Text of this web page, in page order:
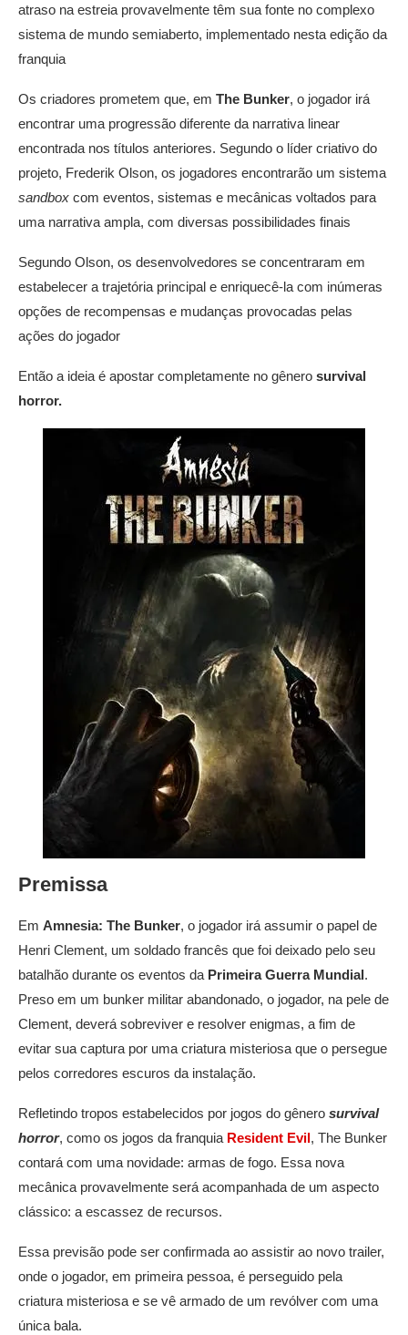
atraso na estreia provavelmente têm sua fonte no complexo
sistema de mundo semiaberto, implementado nesta edição da
franquia
Os criadores prometem que, em The Bunker, o jogador irá
encontrar uma progressão diferente da narrativa linear
encontrada nos títulos anteriores. Segundo o líder criativo do
projeto, Frederik Olson, os jogadores encontrarão um sistema
sandbox com eventos, sistemas e mecânicas voltados para
uma narrativa ampla, com diversas possibilidades finais
Segundo Olson, os desenvolvedores se concentraram em
estabelecer a trajetória principal e enriquecê-la com inúmeras
opções de recompensas e mudanças provocadas pelas
ações do jogador
Então a ideia é apostar completamente no gênero survival
horror.
Premissa
Em Amnesia: The Bunker, o jogador irá assumir o papel de
Henri Clement, um soldado francês que foi deixado pelo seu
batalhão durante os eventos da Primeira Guerra Mundial.
Preso em um bunker militar abandonado, o jogador, na pele de
Clement, deverá sobreviver e resolver enigmas, a fim de
evitar sua captura por uma criatura misteriosa que o persegue
pelos corredores escuros da instalação.
Refletindo tropos estabelecidos por jogos do gênero survival
horror, como os jogos da franquia Resident Evil, The Bunker
contará com uma novidade: armas de fogo. Essa nova
mecânica provavelmente será acompanhada de um aspecto
clássico: a escassez de recursos.
Essa previsão pode ser confirmada ao assistir ao novo trailer,
onde o jogador, em primeira pessoa, é perseguido pela
criatura misteriosa e se vê armado de um revólver com uma
única bala.